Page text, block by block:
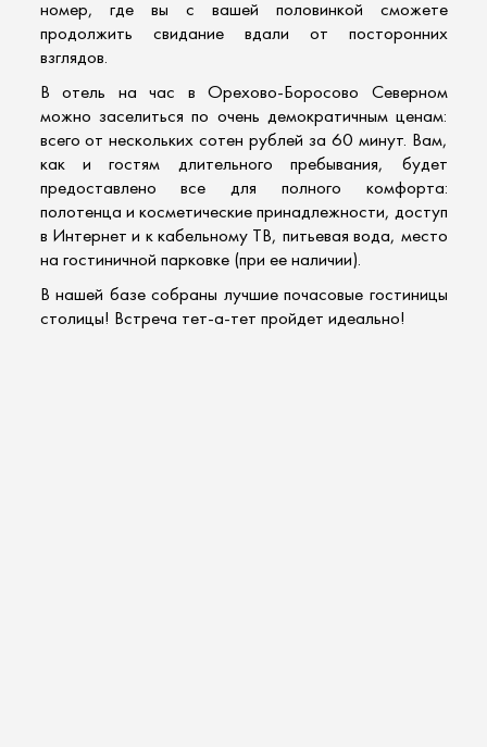
номер, где вы с вашей половинкой сможете
продолжить свидание вдали от посторонних
взглядов.
В отель на час в Орехово-Боросово Северном
можно заселиться по очень демократичным ценам:
всего от нескольких сотен рублей за 60 минут. Вам,
как и гостям длительного пребывания, будет
предоставлено все для полного комфорта:
полотенца и косметические принадлежности, доступ
в Интернет и к кабельному ТВ, питьевая вода, место
на гостиничной парковке (при ее наличии).
В нашей базе собраны лучшие почасовые гостиницы
столицы! Встреча тет-а-тет пройдет идеально!